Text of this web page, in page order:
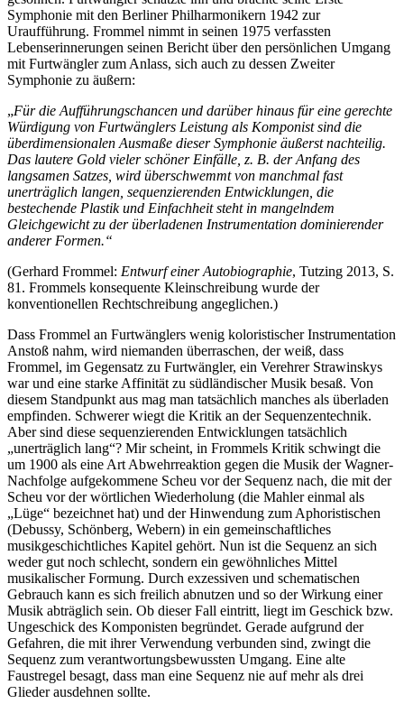
Symphonie mit den Berliner Philharmonikern 1942 zur
Uraufführung. Frommel nimmt in seinen 1975 verfassten
Lebenserinnerungen seinen Bericht über den persönlichen Umgang
mit Furtwängler zum Anlass, sich auch zu dessen Zweiter
Symphonie zu äußern:
„Für die Aufführungschancen und darüber hinaus für eine gerechte
Würdigung von Furtwänglers Leistung als Komponist sind die
überdimensionalen Ausmaße dieser Symphonie äußerst nachteilig.
Das lautere Gold vieler schöner Einfälle, z. B. der Anfang des
langsamen Satzes, wird überschwemmt von manchmal fast
unerträglich langen, sequenzierenden Entwicklungen, die
bestechende Plastik und Einfachheit steht in mangelndem
Gleichgewicht zu der überladenen Instrumentation dominierender
anderer Formen.“
(Gerhard Frommel: Entwurf einer Autobiographie, Tutzing 2013, S.
81. Frommels konsequente Kleinschreibung wurde der
konventionellen Rechtschreibung angeglichen.)
Dass Frommel an Furtwänglers wenig koloristischer Instrumentation
Anstoß nahm, wird niemanden überraschen, der weiß, dass
Frommel, im Gegensatz zu Furtwängler, ein Verehrer Strawinskys
war und eine starke Affinität zu südländischer Musik besaß. Von
diesem Standpunkt aus mag man tatsächlich manches als überladen
empfinden. Schwerer wiegt die Kritik an der Sequenzentechnik.
Aber sind diese sequenzierenden Entwicklungen tatsächlich
„unerträglich lang“? Mir scheint, in Frommels Kritik schwingt die
um 1900 als eine Art Abwehrreaktion gegen die Musik der Wagner-
Nachfolge aufgekommene Scheu vor der Sequenz nach, die mit der
Scheu vor der wörtlichen Wiederholung (die Mahler einmal als
„Lüge“ bezeichnet hat) und der Hinwendung zum Aphoristischen
(Debussy, Schönberg, Webern) in ein gemeinschaftliches
musikgeschichtliches Kapitel gehört. Nun ist die Sequenz an sich
weder gut noch schlecht, sondern ein gewöhnliches Mittel
musikalischer Formung. Durch exzessiven und schematischen
Gebrauch kann es sich freilich abnutzen und so der Wirkung einer
Musik abträglich sein. Ob dieser Fall eintritt, liegt im Geschick bzw.
Ungeschick des Komponisten begründet. Gerade aufgrund der
Gefahren, die mit ihrer Verwendung verbunden sind, zwingt die
Sequenz zum verantwortungsbewussten Umgang. Eine alte
Faustregel besagt, dass man eine Sequenz nie auf mehr als drei
Glieder ausdehnen sollte.